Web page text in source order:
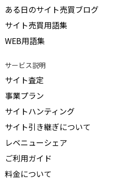
ある日のサイト売買ブログ
サイト売買用語集
WEB用語集
サービス説明
サイト査定
事業プラン
サイトハンティング
サイト引き継ぎについて
レベニューシェア
ご利用ガイド
料金について